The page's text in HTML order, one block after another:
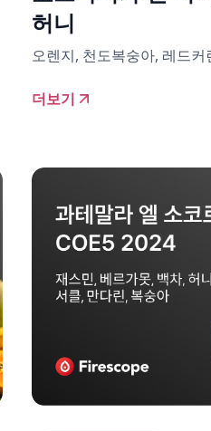
허니
오렌지, 천도복숭아, 레드
더보기